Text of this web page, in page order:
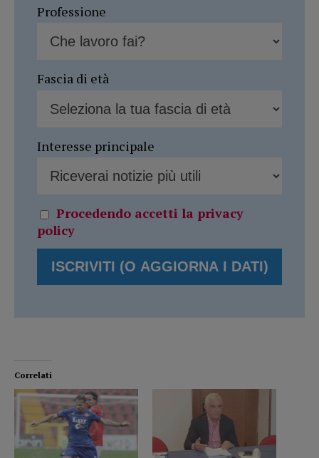
Professione
Fascia di età
Interesse principale
Procedendo accetti la privacy
policy
Correlati